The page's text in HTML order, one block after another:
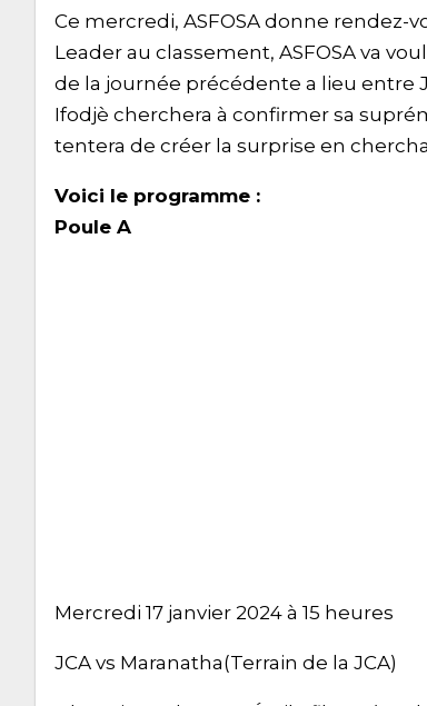
Ce mercredi, ASFOSA donne rendez-
Leader au classement, ASFOSA va
de la journée précédente a lieu entre
Ifodjè cherchera à confirmer sa
tentera de créer la surprise en
Voici le programme :
Poule A
Mercredi 17 janvier 2024 à 15 heures
JCA vs Maranatha(Terrain de la JCA)